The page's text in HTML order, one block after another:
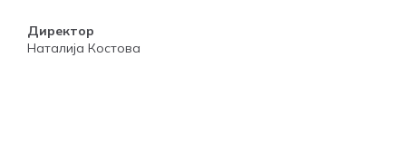
Директор
Наталија Костова